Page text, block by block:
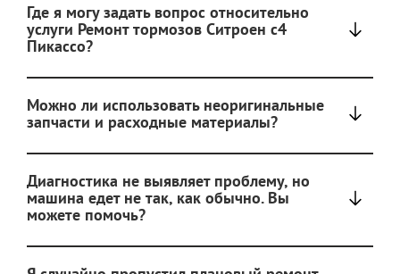
Где я могу задать вопрос относительно
услуги Ремонт тормозов Ситроен с4
Пикассо?
Можно ли использовать неоригинальные
запчасти и расходные материалы?
Диагностика не выявляет проблему, но
машина едет не так, как обычно. Вы
можете помочь?